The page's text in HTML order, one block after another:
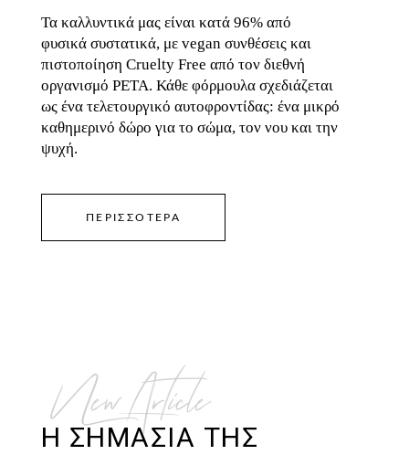
Τα καλλυντικά μας είναι κατά 96% από
φυσικά συστατικά, με vegan συνθέσεις και
πιστοποίηση Cruelty Free από τον διεθνή
οργανισμό PETA. Κάθε φόρμουλα σχεδιάζεται
ως ένα τελετουργικό αυτοφροντίδας: ένα μικρό
καθημερινό δώρο για το σώμα, τον νου και την
ψυχή.
ΠΕΡΙΣΣΟΤΕΡΑ
New Article
Η ΣΗΜΑΣΙΑ ΤΗΣ